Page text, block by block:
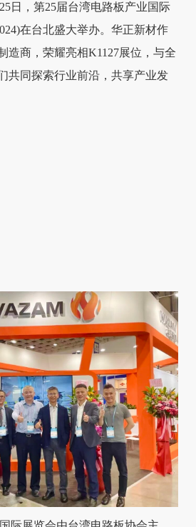
日，第25届台湾电路板产业国际
在台北盛大举办。华正新材作
造商，荣耀亮相K1127展位，与全
共同探索行业前沿，共享产业发